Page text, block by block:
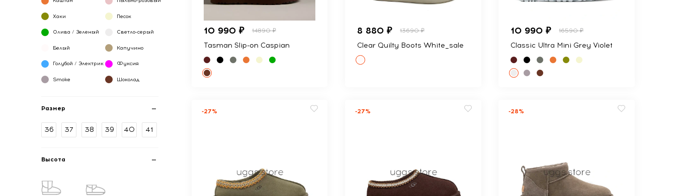
Хаки Песок
Олива / Зеленый Светло-серый
Белый Капучино
Голубой / Электрик Фуксия
Smoke Шоколад
Размер
36 37 38 39 40 41
Высота
10 990 ₽ 14890 ₽
Tasman Slip-on Caspian
8 880 ₽ 13690 ₽
Clear Quilty Boots White_sale
10 990 ₽ 16590 ₽
Classic Ultra Mini Grey Violet
-27% -27% -28%